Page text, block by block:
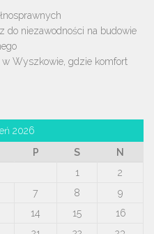
do niezawodności na budowie
Wyszkowie, gdzie komfort
2026
P S
N
1
2
7 8
9
14 15
16